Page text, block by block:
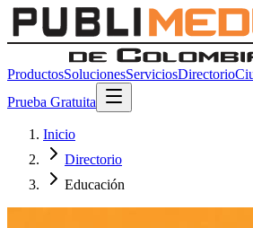
ProductosSolucionesServiciosDirectorio
Prueba Gratuita
Inicio
Directorio
Educación